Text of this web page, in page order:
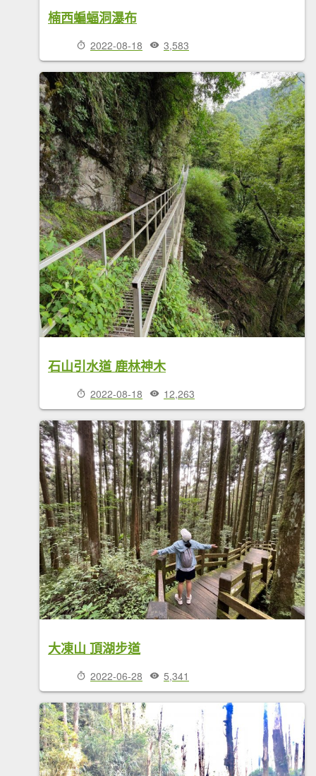
楠西蝙蝠洞瀑布
2022-08-18 3,583
石山引水道 鹿林神木
2022-08-18 12,263
大凍山 頂湖步道
2022-06-28 5,341